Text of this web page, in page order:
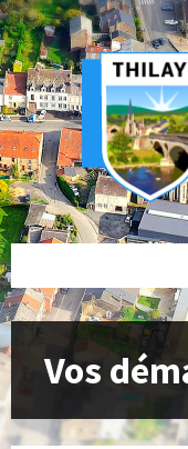
Skip
to
content
Skip
to
left
sidebar
Skip
to
footer
Vos